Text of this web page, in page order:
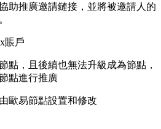
助推廣邀請鏈接，並將被邀請人的
賬戶
點，且後續也無法升級成為節點，
點進行推廣
歐易節點設置和修改